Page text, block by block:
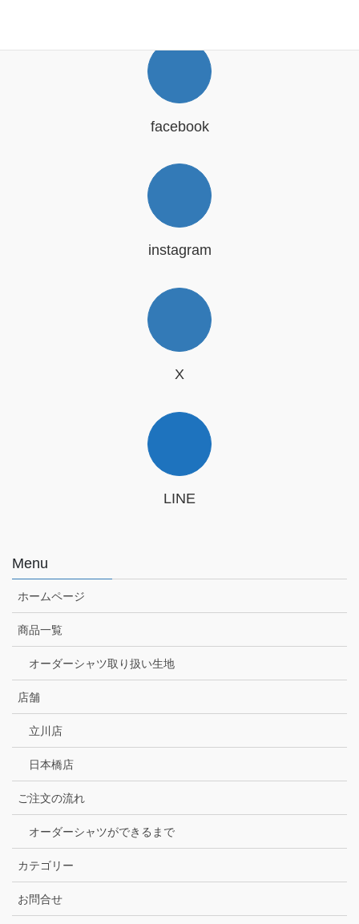
facebook
instagram
X
LINE
Menu
ホームページ
商品一覧
オーダーシャツ取り扱い生地
店舗
立川店
日本橋店
ご注文の流れ
オーダーシャツができるまで
カテゴリー
お問合せ